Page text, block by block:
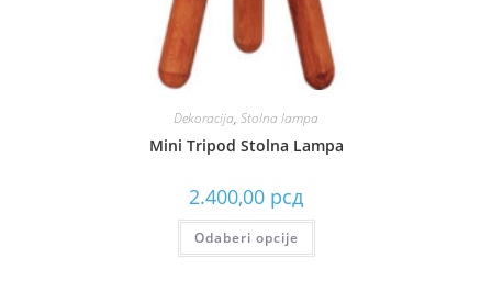
Dekoracija, Stolna lampa
Mini Tripod Stolna Lampa
2.400,00 рсд
Odaberi opcije